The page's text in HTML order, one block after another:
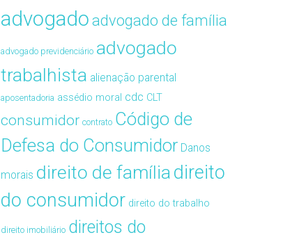
advogado advogado de família
advogado previdenciário advogado
trabalhista alienação parental
aposentadoria assédio moral cdc CLT
consumidor contrato Código de
Defesa do Consumidor Danos
morais direito de famíliadireito
do consumidor direito do trabalho
direito imobiliário direitos do